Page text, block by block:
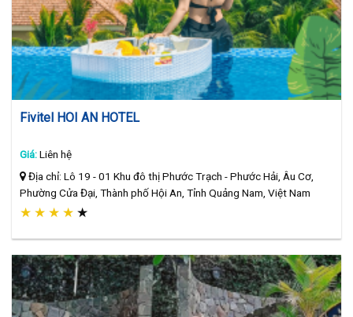
Fivitel HOI AN HOTEL
Giá:Liên hệ
Địa chỉ: Lô 19 - 01 Khu đô thị Phước Trạch - Phước Hải, Âu Cơ,
Phường Cửa Đại, Thành phố Hội An, Tỉnh Quảng Nam, Việt Nam
★ ★ ★ ★ ★